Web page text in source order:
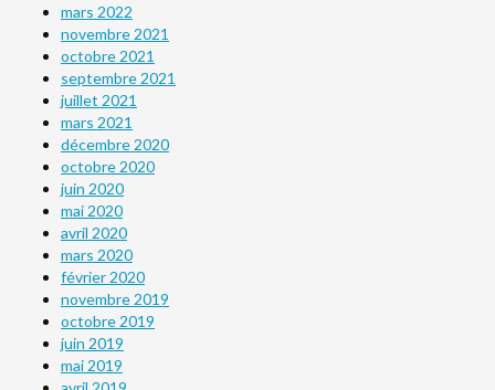
mars 2022
novembre 2021
octobre 2021
septembre 2021
juillet 2021
mars 2021
décembre 2020
octobre 2020
juin 2020
mai 2020
avril 2020
mars 2020
février 2020
novembre 2019
octobre 2019
juin 2019
mai 2019